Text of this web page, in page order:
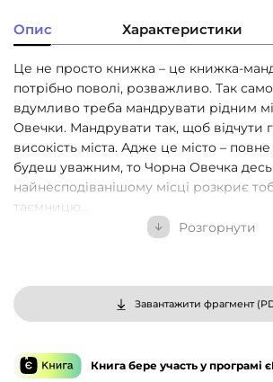
Опис Характеристики
Це не просто книжка – це книжка-
потрібно поволі, розважливо. Так
вдумливо треба мандрувати рідним
Овечки. Мандрувати так, щоб відчути
високість міста. Адже це місто –
будеш уважним, то Чорна Овечка
найнесподіванішому місці розкриє
таємницю…
Я ніколи не була у Чернівцях, мені так
Вірю, що так зроблять всі, хто
мандруйте…
Розгорнути
Завантажити фрагмент (
Книга бере участь у програмі